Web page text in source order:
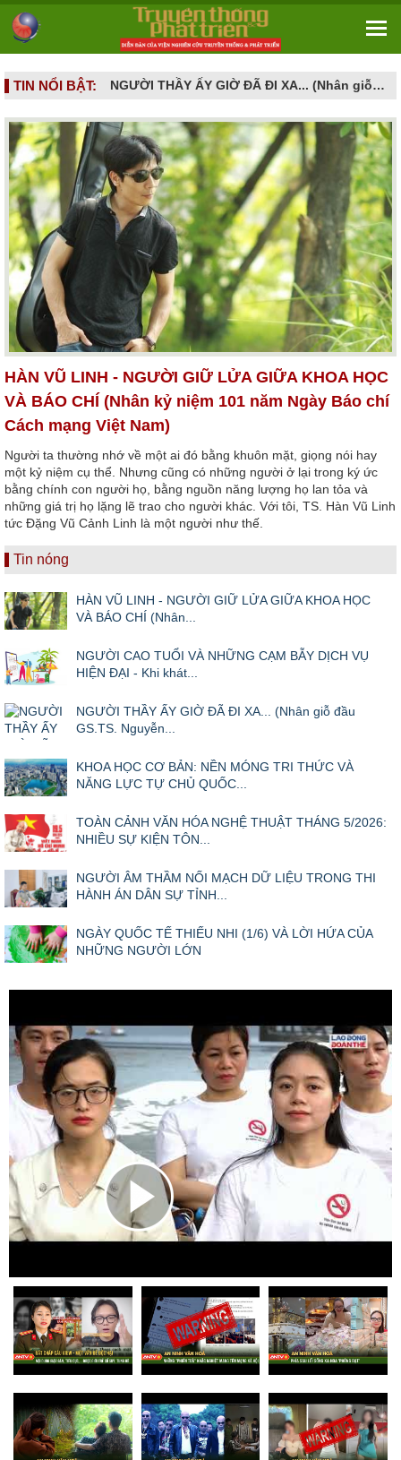
TIN NỔI BẬT:NGƯỜI THẦY ẤY GIỜ ĐÃ ĐI XA... (Nhân giỗ đầu GS.TS. Nguyễn Đình Tấn - 16/6/2026 tức ngày 02.5 âm lịch) KHOA HỌC CƠ BẢN: NỀN MÓNG TRI THỨC VÀ NĂNG LỰC TỰ CHỦ QUỐC GIA TRONG KỶ NGUYÊN MỚI
HÀN VŨ LINH - NGƯỜI GIỮ LỬA GIỮA KHOA HỌC
VÀ BÁO CHÍ (Nhân kỷ niệm 101 năm Ngày Báo chí
Cách mạng Việt Nam)
Người ta thường nhớ về một ai đó bằng khuôn mặt, giọng nói hay
một kỷ niệm cụ thể. Nhưng cũng có những người ở lại trong ký ức
bằng chính con người họ, bằng nguồn năng lượng họ lan tỏa và
những giá trị họ lặng lẽ trao cho người khác. Với tôi, TS. Hàn Vũ Linh
tức Đặng Vũ Cảnh Linh là một người như thế.
Tin nóng
HÀN VŨ LINH - NGƯỜI GIỮ LỬA GIỮA KHOA HỌC
VÀ BÁO CHÍ (Nhân...
NGƯỜI CAO TUỔI VÀ NHỮNG CẠM BẪY DỊCH VỤ
HIỆN ĐẠI - Khi khát...
NGƯỜI THẦY ẤY GIỜ ĐÃ ĐI XA... (Nhân giỗ đầu
GS.TS. Nguyễn...
KHOA HỌC CƠ BẢN: NỀN MÓNG TRI THỨC VÀ
NĂNG LỰC TỰ CHỦ QUỐC...
TOÀN CẢNH VĂN HÓA NGHỆ THUẬT THÁNG 5/2026:
NHIỀU SỰ KIỆN TÔN...
NGƯỜI ÂM THẦM NỐI MẠCH DỮ LIỆU TRONG THI
HÀNH ÁN DÂN SỰ TỈNH...
NGÀY QUỐC TẾ THIẾU NHI (1/6) VÀ LỜI HỨA CỦA
NHỮNG NGƯỜI LỚN